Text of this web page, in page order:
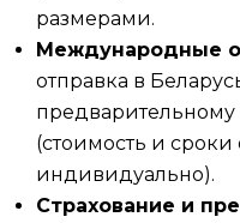
размерами.
Международные
отправка в
предварительному
(стоимость и
индивидуально).
Страхование и